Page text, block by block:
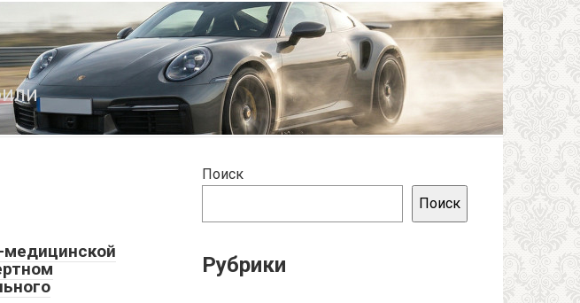
медицинской
Поиск
Поиск
Рубрики